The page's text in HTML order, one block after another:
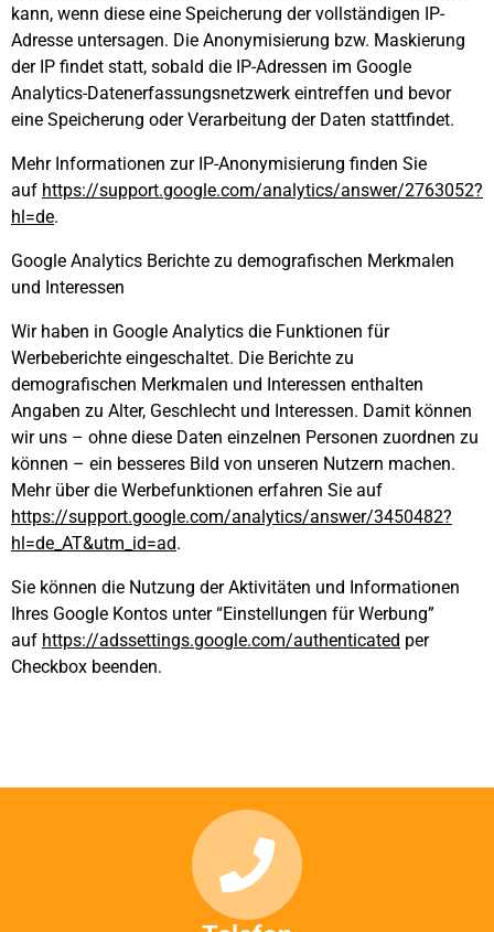
kann, wenn diese eine Speicherung der vollständigen IP-
Adresse untersagen. Die Anonymisierung bzw. Maskierung
der IP findet statt, sobald die IP-Adressen im Google
Analytics-Datenerfassungsnetzwerk eintreffen und bevor
eine Speicherung oder Verarbeitung der Daten stattfindet.
Mehr Informationen zur IP-Anonymisierung finden Sie
auf https://support.google.com/analytics/answer/2763052?
hl=de.
Google Analytics Berichte zu demografischen Merkmalen
und Interessen
Wir haben in Google Analytics die Funktionen für
Werbeberichte eingeschaltet. Die Berichte zu
demografischen Merkmalen und Interessen enthalten
Angaben zu Alter, Geschlecht und Interessen. Damit können
wir uns – ohne diese Daten einzelnen Personen zuordnen zu
können – ein besseres Bild von unseren Nutzern machen.
Mehr über die Werbefunktionen erfahren Sie auf
https://support.google.com/analytics/answer/3450482?
hl=de_AT&utm_id=ad.
Sie können die Nutzung der Aktivitäten und Informationen
Ihres Google Kontos unter “Einstellungen für Werbung”
auf https://adssettings.google.com/authenticated per
Checkbox beenden.